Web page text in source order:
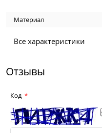
Материал
Все характеристики
Отзывы
Код